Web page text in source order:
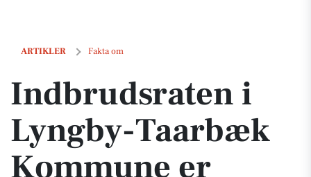
ARTIKLER Fakta om
Indbrudsraten i Lyngby-Taarbæk Kommune er faldet
Indbrudsraten i
Lyngby-Taarbæk
Kommune er